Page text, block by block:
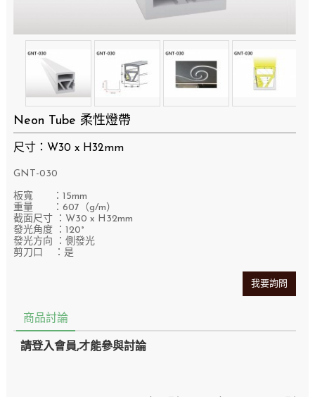
Neon Tube 柔性燈帶
尺寸：W30 x H32mm
GNT-030
​板寬 ：15mm
重量 ：607（g/m）
截面尺寸 ：W30 x H32mm
發光角度 ：120°
發光方向 ：側發光
剪刀口 ：是
我要詢問
商品討論
請登入會員,才能參與討論